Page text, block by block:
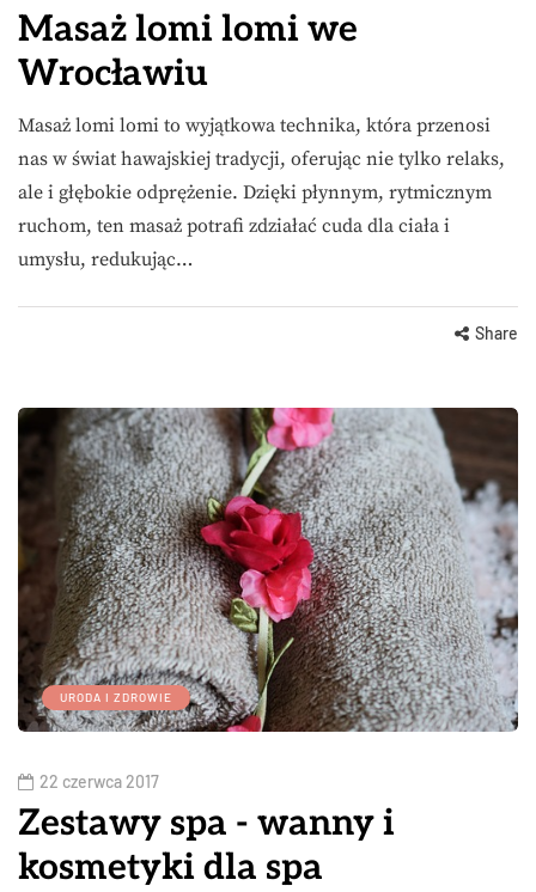
Masaż lomi lomi we
Wrocławiu
Masaż lomi lomi to wyjątkowa technika, która przenosi
nas w świat hawajskiej tradycji, oferując nie tylko relaks,
ale i głębokie odprężenie. Dzięki płynnym, rytmicznym
ruchom, ten masaż potrafi zdziałać cuda dla ciała i
umysłu, redukując…
Share
URODA I ZDROWIE
22 czerwca 2017
Zestawy spa - wanny i
kosmetyki dla spa